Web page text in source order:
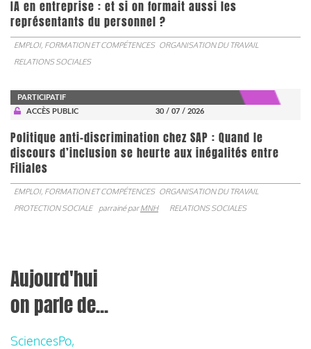
IA en entreprise : et si on formait aussi les
représentants du personnel ?
EMPLOI, FORMATION ET COMPÉTENCES ORGANISATION DU TRAVAIL
RELATIONS SOCIALES
PARTICIPATIF
ACCÈS PUBLIC
30 / 07 / 2026
Politique anti-discrimination chez SAP : Quand le
discours d’inclusion se heurte aux inégalités entre
Filiales
EMPLOI, FORMATION ET COMPÉTENCES ORGANISATION DU TRAVAIL
PROTECTION SOCIALE
parrainé parMNH RELATIONS SOCIALES
Aujourd'hui
on parle de...
SciencesPo,